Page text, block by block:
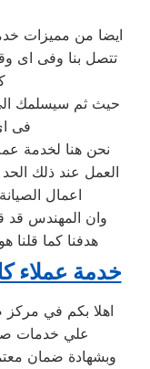
ايضا من مميزات
تتصل بنا وفى اى
حيث ثم سيسلمك
فى
نحن هنا لخدمة
العمل عند ذلك الحد
اعمال
وان المهندس قد
هدفنا كما قلنا
خدمة عملاء
علي خدمات
وبشهادة ضمان